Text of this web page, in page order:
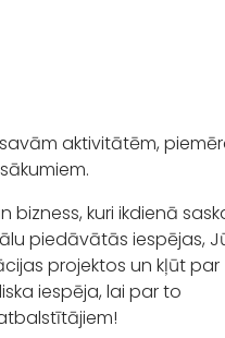
aktivitātēm,
bizness, kuri ikdienā
piedāvātās iespējas,
projektos un kļūt par
iespēja, lai par to